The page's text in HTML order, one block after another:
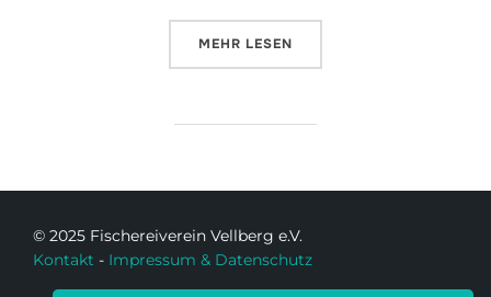
MEHR LESEN
© 2025 Fischereiverein Vellberg e.V.
Kontakt - Impressum & Datenschutz